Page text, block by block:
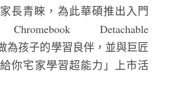
家長青睞，為此華碩推出入門
Detachable
為孩子的學習良伴，並與巨匠
你宅家學習超能力」上市活